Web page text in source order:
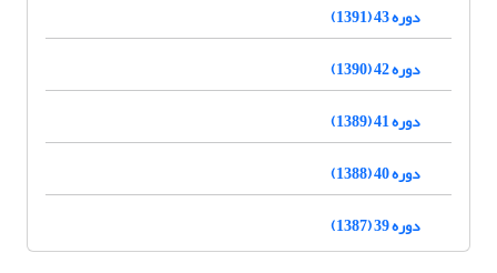
دوره 43 (1391)
دوره 42 (1390)
دوره 41 (1389)
دوره 40 (1388)
دوره 39 (1387)